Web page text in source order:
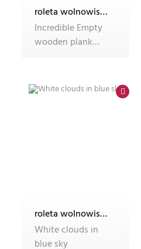
roleta wolnowisząca electro z nadrukiem
Incredible Empty
wooden plank
roleta wolnowisząca electro z nadrukiem
White clouds in
blue sky